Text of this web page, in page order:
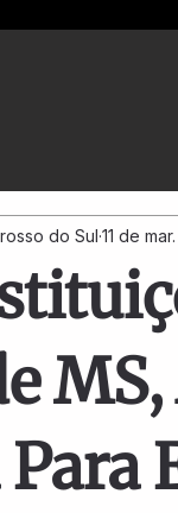
MS,
do Sul 11 de